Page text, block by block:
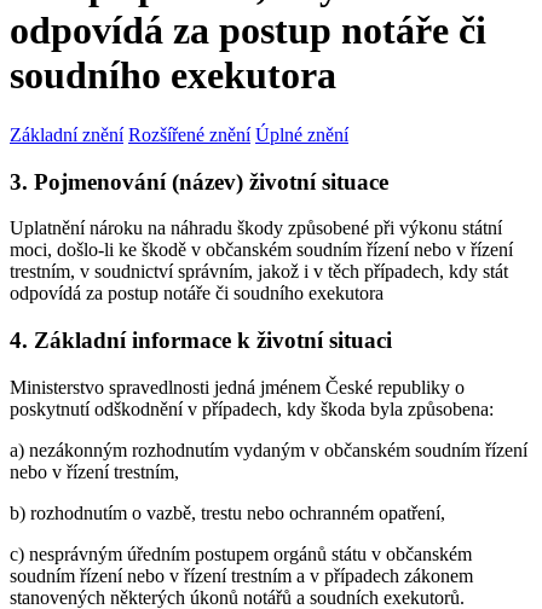
odpovídá za postup notáře či
soudního exekutora
Základní znění Rozšířené znění Úplné znění
3. Pojmenování (název) životní situace
Uplatnění nároku na náhradu škody způsobené při výkonu státní
moci, došlo-li ke škodě v občanském soudním řízení nebo v řízení
trestním, v soudnictví správním, jakož i v těch případech, kdy stát
odpovídá za postup notáře či soudního exekutora
4. Základní informace k životní situaci
Ministerstvo spravedlnosti jedná jménem České republiky o
poskytnutí odškodnění v případech, kdy škoda byla způsobena:
a) nezákonným rozhodnutím vydaným v občanském soudním řízení
nebo v řízení trestním,
b) rozhodnutím o vazbě, trestu nebo ochranném opatření,
c) nesprávným úředním postupem orgánů státu v občanském
soudním řízení nebo v řízení trestním a v případech zákonem
stanovených některých úkonů notářů a soudních exekutorů.